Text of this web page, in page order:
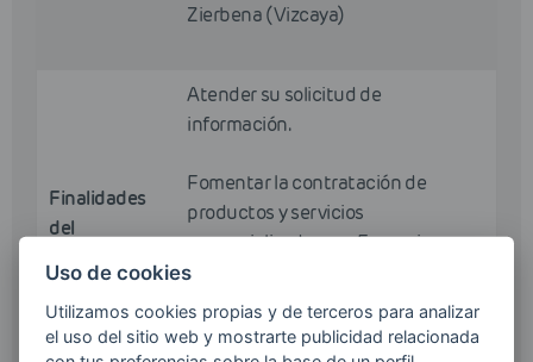
Zierbena (Vizcaya)
Finalidades
del
Atender su solicitud de
información.
Fomentar la contratación de
productos y servicios
comercializados por Esergui
Disteser mediante el envío de
comunicaciones comerciales por
cualquier medio, incluido el
Uso de cookies
Utilizamos cookies propias y de terceros para analizar
el uso del sitio web y mostrarte publicidad relacionada